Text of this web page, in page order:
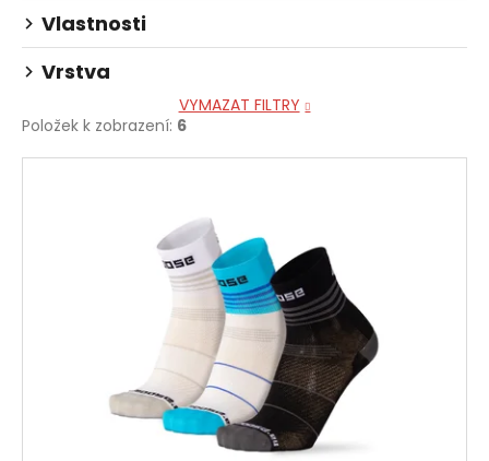
Vlastnosti
Vrstva
VYMAZAT FILTRY
Položek k zobrazení: 6
V
Kč